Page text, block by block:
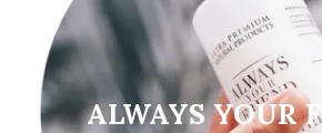
ALWAYS YOUR